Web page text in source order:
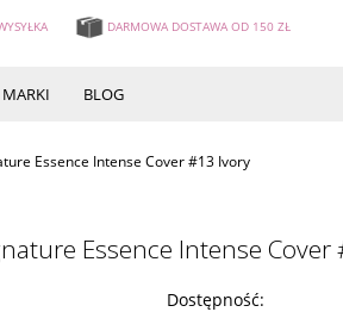
DARMOWA DOSTAWA OD 150 ZŁ
MARKI BLOG
Essence Intense Cover #13 Ivory
Essence Intense Cover
Dostępność: